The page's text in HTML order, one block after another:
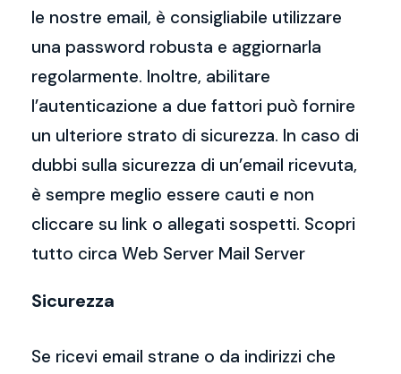
le nostre email, è consigliabile utilizzare
una password robusta e aggiornarla
regolarmente. Inoltre, abilitare
l’autenticazione a due fattori può fornire
un ulteriore strato di sicurezza. In caso di
dubbi sulla sicurezza di un’email ricevuta,
è sempre meglio essere cauti e non
cliccare su link o allegati sospetti. Scopri
tutto circa Web Server Mail Server
Sicurezza
Se ricevi email strane o da indirizzi che